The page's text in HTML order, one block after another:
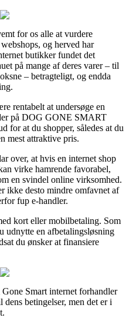
for os alle at vurdere
og herved har
butikker fundet det
på mange af deres varer – til
– betragteligt, og endda
rentabelt at undersøge en
på DOG GONE SMART
for at du shopper, således at du
mest attraktive pris.
over, at hvis en internet shop
virke hamrende favorabel,
en svindel online virksomhed.
ikke desto mindre omfavnet af
fup e-handler.
kort eller mobilbetaling. Som
udnytte en afbetalingsløsning
du ønsker at finansiere
Smart internet forhandler
betingelser, men det er i